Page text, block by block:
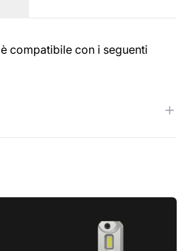
è compatibile con i seguenti